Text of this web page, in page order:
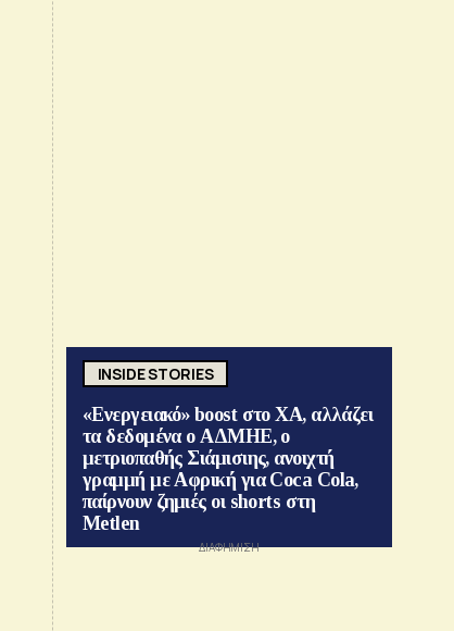
INSIDE STORIES
«Ενεργειακό» boost στο ΧΑ, αλλάζει
τα δεδομένα ο ΑΔΜΗΕ, ο
μετριοπαθής Σιάμισιης, ανοιχτή
γραμμή με Αφρική για Coca Cola,
παίρνουν ζημιές οι shorts στη
Metlen